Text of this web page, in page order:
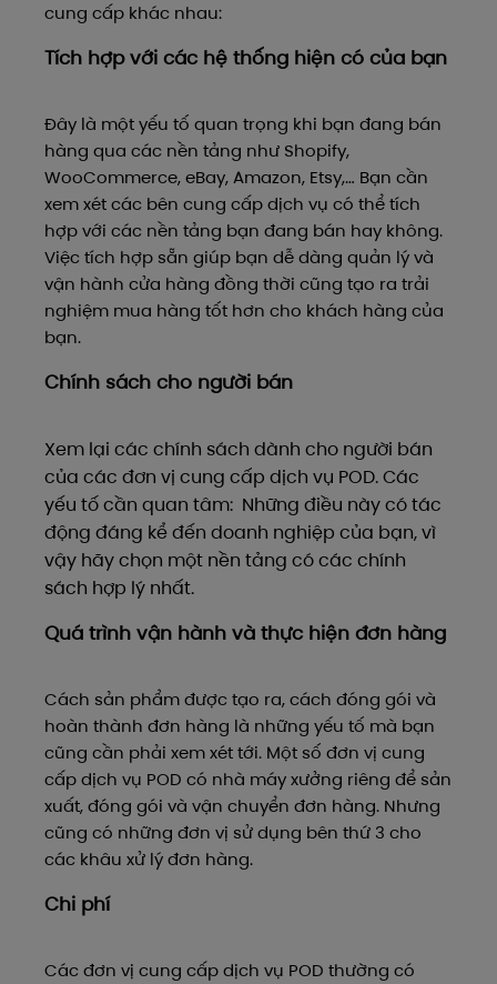
cung cấp khác nhau:
Tích hợp với các hệ thống hiện có của bạn
Đây là một yếu tố quan trọng khi bạn đang bán
hàng qua các nền tảng như Shopify,
WooCommerce, eBay, Amazon, Etsy,… Bạn cần
xem xét các bên cung cấp dịch vụ có thể tích
hợp với các nền tảng bạn đang bán hay không.
Việc tích hợp sẵn giúp bạn dễ dàng quản lý và
vận hành cửa hàng đồng thời cũng tạo ra trải
nghiệm mua hàng tốt hơn cho khách hàng của
bạn.
Chính sách cho người bán
Xem lại các chính sách dành cho người bán
của các đơn vị cung cấp dịch vụ POD. Các
yếu tố cần quan tâm: Những điều này có tác
động đáng kể đến doanh nghiệp của bạn, vì
vậy hãy chọn một nền tảng có các chính
sách hợp lý nhất.
Quá trình vận hành và thực hiện đơn hàng
Cách sản phẩm được tạo ra, cách đóng gói và
hoàn thành đơn hàng là những yếu tố mà bạn
cũng cần phải xem xét tới. Một số đơn vị cung
cấp dịch vụ POD có nhà máy xưởng riêng để sản
xuất, đóng gói và vận chuyển đơn hàng. Nhưng
cũng có những đơn vị sử dụng bên thứ 3 cho
các khâu xử lý đơn hàng.
Chi phí
Các đơn vị cung cấp dịch vụ POD thường có